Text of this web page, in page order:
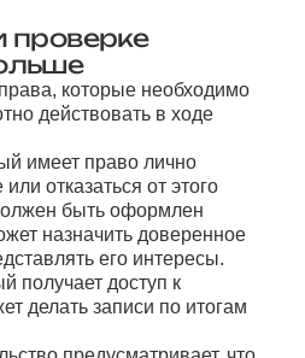
проверке
которые необходимо
действовать в ходе
имеет право лично
отказаться от этого
быть оформлен
назначить доверенное
его интересы.
получает доступ к
делать записи по итогам